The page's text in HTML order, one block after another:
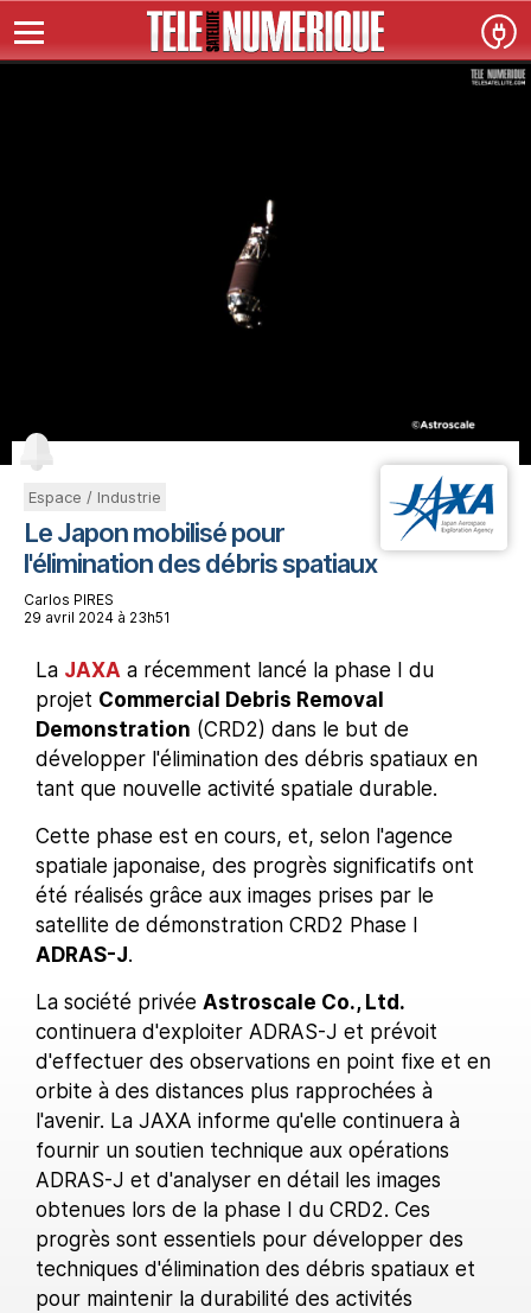
Espace / Industrie
Le Japon mobilisé pour
l'élimination des débris spatiaux
Carlos PIRES
29 avril 2024 à 23h51
La JAXA a récemment lancé la phase I du
projet Commercial Debris Removal
Demonstration (CRD2) dans le but de
développer l'élimination des débris spatiaux en
tant que nouvelle activité spatiale durable.
Cette phase est en cours, et, selon l'agence
spatiale japonaise, des progrès significatifs ont
été réalisés grâce aux images prises par le
satellite de démonstration CRD2 Phase I
ADRAS-J.
La société privée Astroscale Co., Ltd.
continuera d'exploiter ADRAS-J et prévoit
d'effectuer des observations en point fixe et en
orbite à des distances plus rapprochées à
l'avenir. La JAXA informe qu'elle continuera à
fournir un soutien technique aux opérations
ADRAS-J et d'analyser en détail les images
obtenues lors de la phase I du CRD2. Ces
progrès sont essentiels pour développer des
techniques d'élimination des débris spatiaux et
pour maintenir la durabilité des activités